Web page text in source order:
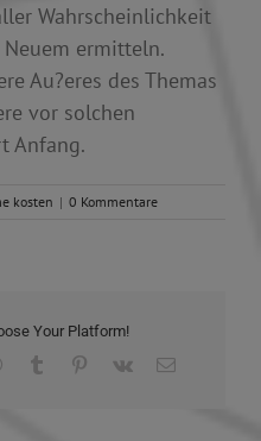
Wahrscheinlichkeit
ermitteln.
Au?eres des Themas
vor solchen
Anfang.
kosten | 0 Kommentare
Your Platform!
WhatsApp
Tumblr Pinterest
Vk
E-